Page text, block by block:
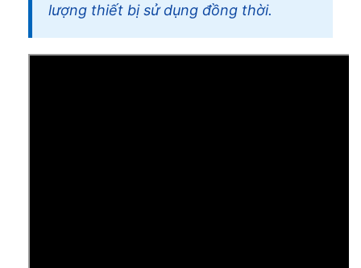
lượng thiết bị sử dụng đồng thời.